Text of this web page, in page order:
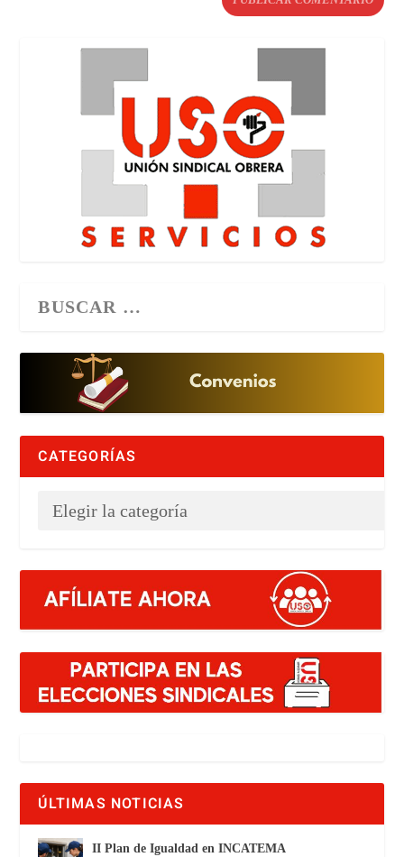
CATEGORÍAS
ÚLTIMAS NOTICIAS
II Plan de Igualdad en INCATEMA